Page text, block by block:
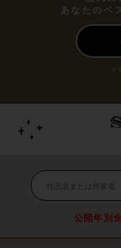
あなたのベ
※
公開年別